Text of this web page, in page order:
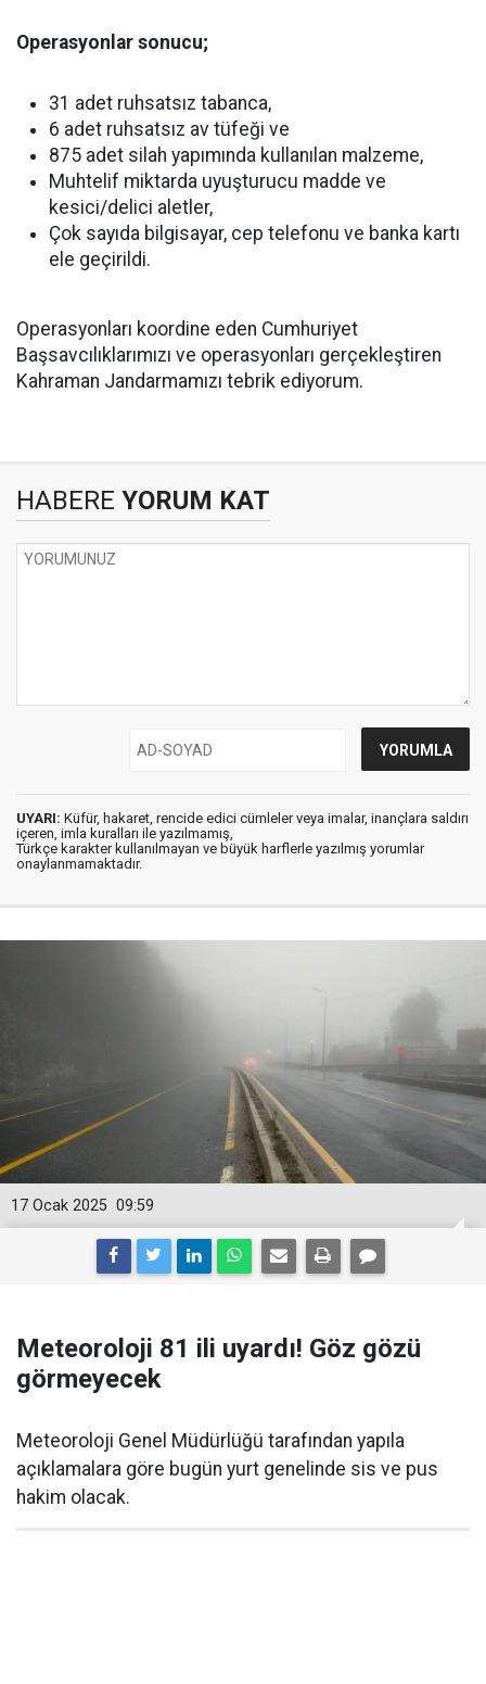
Operasyonlar sonucu;
31 adet ruhsatsız tabanca,
6 adet ruhsatsız av tüfeği ve
875 adet silah yapımında kullanılan malzeme,
Muhtelif miktarda uyuşturucu madde ve
kesici/delici aletler,
Çok sayıda bilgisayar, cep telefonu ve banka kartı
ele geçirildi.
Operasyonları koordine eden Cumhuriyet
Başsavcılıklarımızı ve operasyonları gerçekleştiren
Kahraman Jandarmamızı tebrik ediyorum.
HABERE YORUM KAT
UYARI: Küfür, hakaret, rencide edici cümleler veya imalar, inançlara saldırı
içeren, imla kuralları ile yazılmamış,
Türkçe karakter kullanılmayan ve büyük harflerle yazılmış yorumlar
onaylanmamaktadır.
09:59
17 Ocak 2025
Meteoroloji 81 ili uyardı! Göz gözü
görmeyecek
Meteoroloji Genel Müdürlüğü tarafından yapıla
açıklamalara göre bugün yurt genelinde sis ve pus
hakim olacak.